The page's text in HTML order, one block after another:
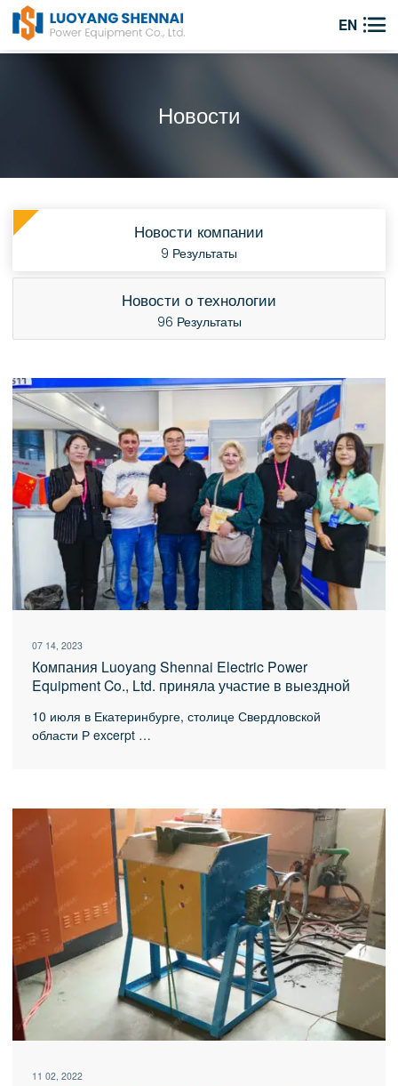
EN 
Новости
Новости компании
9 Результаты
Новости о технологии
96 Результаты
07 14, 2023
Компания Luoyang Shennai Electric Power
Equipment Co., Ltd. приняла участие в выездной
промышленной ярмарки 2023 года.
10 июля в Екатеринбурге, столице Свердловской
области Р excerpt …
11 02, 2022